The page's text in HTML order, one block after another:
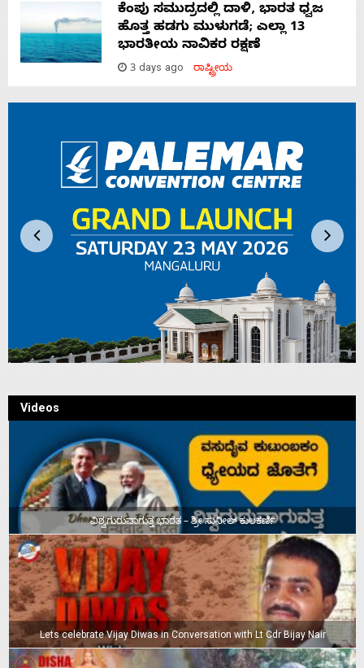
ಕೆಂಪು ಸಮುದ್ರದಲ್ಲಿ ದಾಳಿ, ಭಾರತ ಧ್ವಜ
ಹೊತ್ತ ಹಡಗು ಮುಳುಗಡೆ; ಎಲ್ಲಾ 13
ಭಾರತೀಯ ನಾವಿಕರ ರಕ್ಷಣೆ
3 days ago ರಾಷ್ಟ್ರೀಯ
Videos
ವಿಶ್ವಗುರುವಾಗುತ್ತ ಭಾರತ – ಶ್ರೀ ಸುನೀಲ್‌ ಕುಲಕರ್ಣಿ
Lets celebrate Vijay Diwas in Conversation with Lt Cdr Bijay Nair